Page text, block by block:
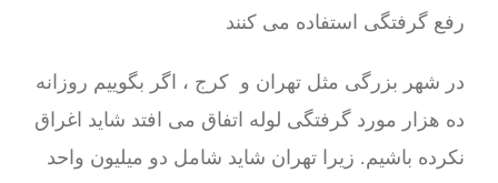
رفع گرفتگی استفاده می کنند
در شهر بزرگی مثل تهران و کرج ، اگر بگوییم روزانه
ده هزار مورد گرفتگی لوله اتفاق می افتد شاید اغراق
نکرده باشیم. زیرا تهران شاید شامل دو میلیون واحد